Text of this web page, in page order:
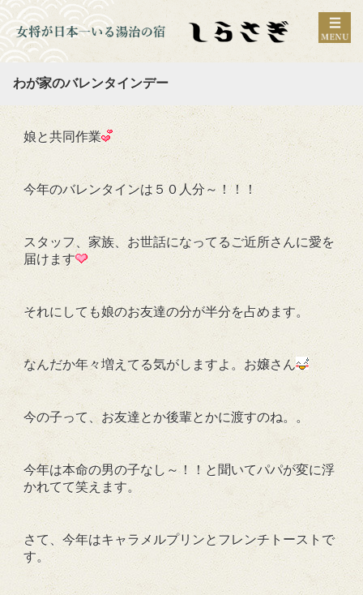
わが家のバレンタインデー
娘と共同作業
今年のバレンタインは５０人分～！！！
スタッフ、家族、お世話になってるご近所さんに愛を
届けます
それにしても娘のお友達の分が半分を占めます。
なんだか年々増えてる気がしますよ。お嬢さん
今の子って、お友達とか後輩とかに渡すのね。。
今年は本命の男の子なし～！！と聞いてパパが変に浮
かれてて笑えます。
さて、今年はキャラメルプリンとフレンチトーストで
す。